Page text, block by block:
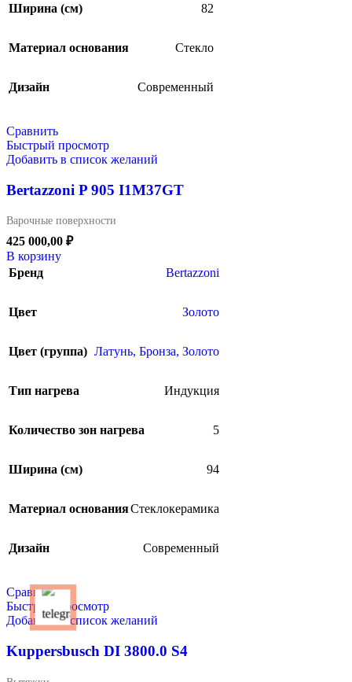
Ширина (см) 82
Материал основания Стекло
Дизайн Современный
Сравнить
Быстрый просмотр
Добавить в список желаний
Bertazzoni P 905 I1M37GT
Варочные поверхности
425 000,00 ₽
В корзину
Бренд
Bertazzoni
Цвет Золото
Цвет (группа) Латунь, Бронза, Золото
Тип нагрева Индукция
Количество зон нагрева 5
Ширина (см) 94
Материал основанияСтеклокерамика
Дизайн Современный
Сравнить
Быстрый просмотр
Добавить в список желаний
Kuppersbusch DI 3800.0 S4